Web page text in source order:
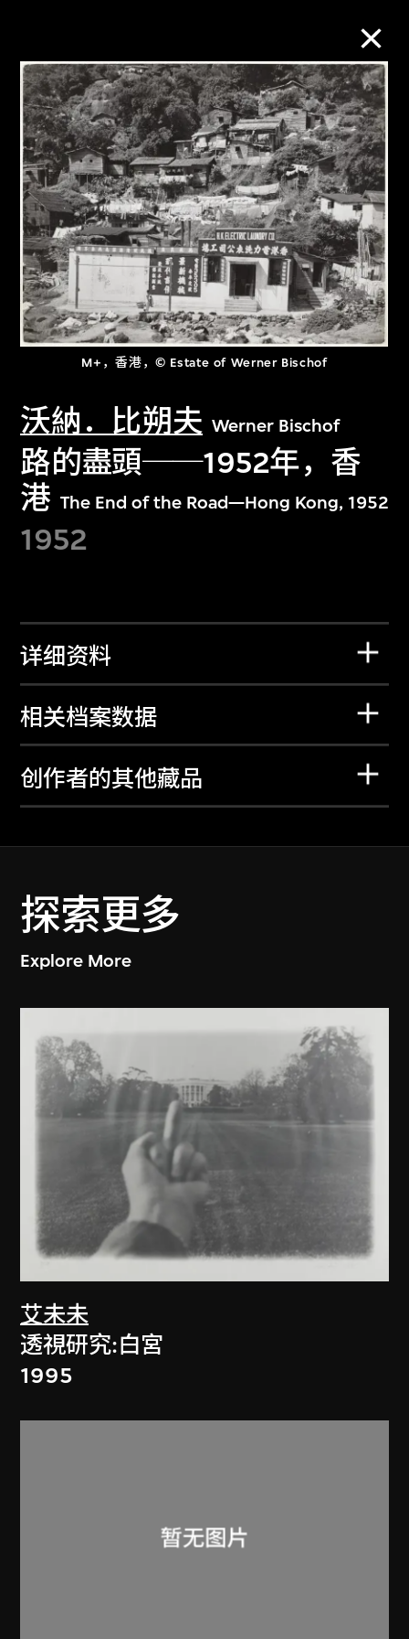
M+，香港，© Estate of Werner Bischof
沃納．比朔夫 Werner Bischof
路的盡頭──1952年，香
港 The End of the Road—Hong Kong, 1952
1952
详细资料
相关档案数据
创作者的其他藏品
探索更多
Explore More
艾未未
透視研究:白宮
1995
M+藏品
进一步筛选 搜索
关于M+藏品
探索世界顶级的二十及二十一世纪视觉
文化藏品。